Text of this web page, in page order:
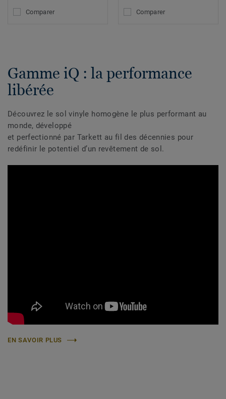
Comparer Comparer
Gamme iQ : la performance
libérée
Découvrez le sol vinyle homogène le plus performant au
monde, développé
et perfectionné par Tarkett au fil des décennies pour
redéfinir le potentiel d’un revêtement de sol.
EN SAVOIR PLUS